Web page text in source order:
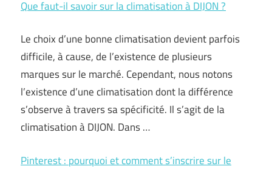
Que faut-il savoir sur la climatisation à DIJON ?
Le choix d’une bonne climatisation devient parfois
difficile, à cause, de l’existence de plusieurs
marques sur le marché. Cependant, nous notons
l’existence d’une climatisation dont la différence
s’observe à travers sa spécificité. Il s’agit de la
climatisation à DIJON. Dans …
Pinterest : pourquoi et comment s’inscrire sur le